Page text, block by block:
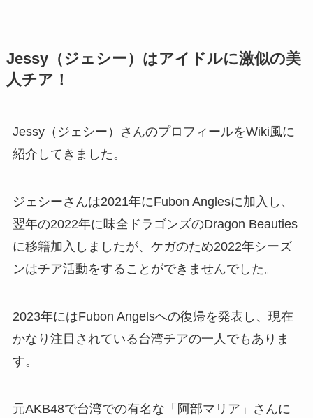
Jessy（ジェシー）はアイドルに激似の美
人チア！
Jessy（ジェシー）さんのプロフィールをWiki風に
紹介してきました。
ジェシーさんは2021年にFubon Anglesに加入し、
翌年の2022年に味全ドラゴンズのDragon Beauties
に移籍加入しましたが、ケガのため2022年シーズ
ンはチア活動をすることができませんでした。
2023年にはFubon Angelsへの復帰を発表し、現在
かなり注目されている台湾チアの一人でもありま
す。
元AKB48で台湾での有名な「阿部マリア」さんに